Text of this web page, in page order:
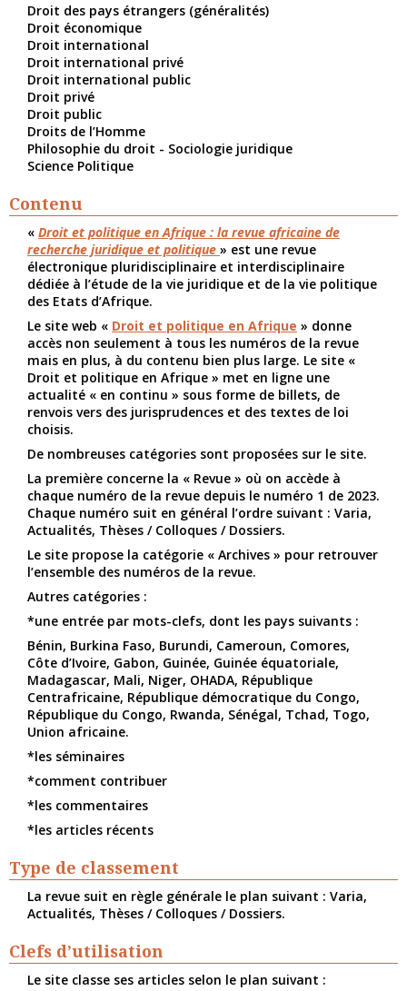
Droit des pays étrangers (généralités)
Droit économique
Droit international
Droit international privé
Droit international public
Droit privé
Droit public
Droits de l’Homme
Philosophie du droit - Sociologie juridique
Science Politique
Contenu
« Droit et politique en Afrique : la revue africaine de
recherche juridique et politique » est une revue
électronique pluridisciplinaire et interdisciplinaire
dédiée à l’étude de la vie juridique et de la vie politique
des Etats d’Afrique.
Le site web « Droit et politique en Afrique » donne
accès non seulement à tous les numéros de la revue
mais en plus, à du contenu bien plus large. Le site «
Droit et politique en Afrique » met en ligne une
actualité « en continu » sous forme de billets, de
renvois vers des jurisprudences et des textes de loi
choisis.
De nombreuses catégories sont proposées sur le site.
La première concerne la « Revue » où on accède à
chaque numéro de la revue depuis le numéro 1 de 2023.
Chaque numéro suit en général l’ordre suivant : Varia,
Actualités, Thèses / Colloques / Dossiers.
Le site propose la catégorie « Archives » pour retrouver
l’ensemble des numéros de la revue.
Autres catégories :
*une entrée par mots-clefs, dont les pays suivants :
Bénin, Burkina Faso, Burundi, Cameroun, Comores,
Côte d’Ivoire, Gabon, Guinée, Guinée équatoriale,
Madagascar, Mali, Niger, OHADA, République
Centrafricaine, République démocratique du Congo,
République du Congo, Rwanda, Sénégal, Tchad, Togo,
Union africaine.
*les séminaires
*comment contribuer
*les commentaires
*les articles récents
Type de classement
La revue suit en règle générale le plan suivant : Varia,
Actualités, Thèses / Colloques / Dossiers.
Clefs d’utilisation
Le site classe ses articles selon le plan suivant :